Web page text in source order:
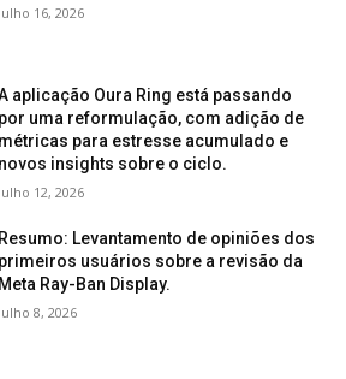
julho 16, 2026
aplicação Oura Ring está passando
por uma reformulação, com adição de
métricas para estresse acumulado e
novos insights sobre o ciclo.
julho 12, 2026
Resumo: Levantamento de opiniões dos
primeiros usuários sobre a revisão da
Meta Ray-Ban Display.
julho 8, 2026